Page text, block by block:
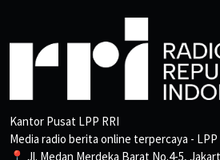
Kantor Pusat LPP RRI
Media radio berita online terpercaya - LPP
📍 Jl. Medan Merdeka Barat No.4-5,